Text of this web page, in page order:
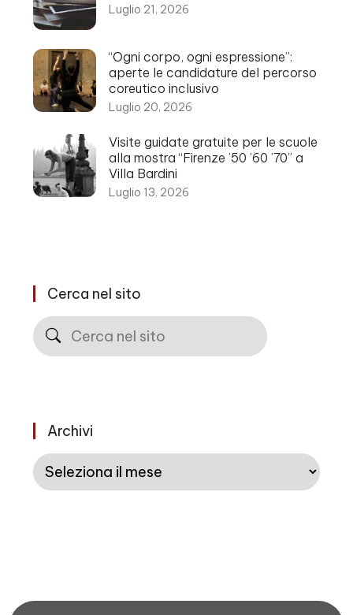
Luglio 21, 2026
“Ogni corpo, ogni espressione”:
aperte le candidature del percorso
coreutico inclusivo
Luglio 20, 2026
Visite guidate gratuite per le scuole
alla mostra “Firenze ’50 ’60 ’70” a
Villa Bardini
Luglio 13, 2026
Cerca nel sito
Cerca
Archivi
Archivi